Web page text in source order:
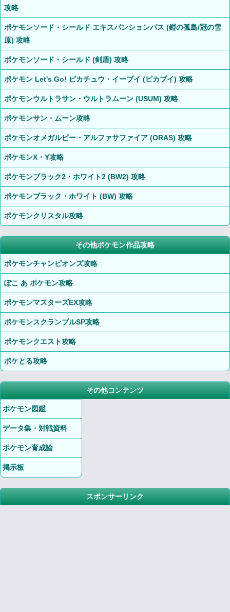
攻略
ポケモンソード・シールド エキスパンションパス (鎧の孤島/冠の雪
原) 攻略
ポケモンソード・シールド (剣盾) 攻略
ポケモン Let's Go! ピカチュウ・イーブイ (ピカブイ) 攻略
ポケモンウルトラサン・ウルトラムーン (USUM) 攻略
ポケモンサン・ムーン攻略
ポケモンオメガルビー・アルファサファイア (ORAS) 攻略
ポケモンX・Y攻略
ポケモンブラック2・ホワイト2 (BW2) 攻略
ポケモンブラック・ホワイト (BW) 攻略
ポケモンクリスタル攻略
その他ポケモン作品攻略
ポケモンチャンピオンズ攻略
ぽこ あ ポケモン攻略
ポケモンマスターズEX攻略
ポケモンスクランブルSP攻略
ポケモンクエスト攻略
ポケとる攻略
その他コンテンツ
ポケモン図鑑
データ集・対戦資料
ポケモン育成論
掲示板
スポンサーリンク